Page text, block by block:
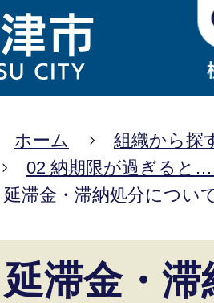
ホーム
組織から探
02 納期限が過ぎると
延滞金・滞納処分につい
滞金・